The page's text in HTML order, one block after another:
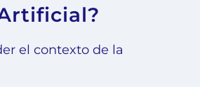
el contexto de la